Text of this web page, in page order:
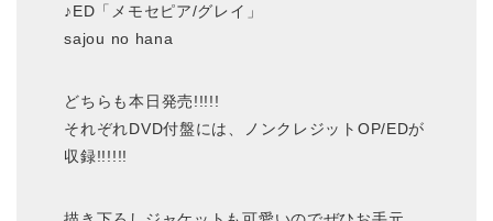
♪ED「メモセピア/グレイ」
sajou no hana
どちらも本日発売!!!!!
それぞれDVD付盤には、ノンクレジットOP/EDが
収録!!!!!!